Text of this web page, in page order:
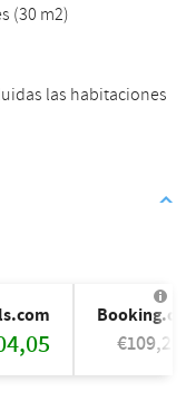
(30 m2)
las habitaciones
€109,25